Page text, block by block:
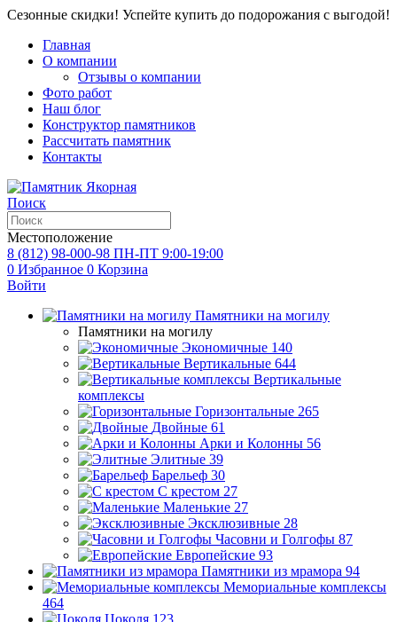
Сезонные скидки! Успейте купить до подорожания с выгодой!
Главная
О компании
Отзывы о компании
Фото работ
Наш блог
Конструктор памятников
Рассчитать памятник
Контакты
Поиск
Местоположение
8 (812) 98-000-98 ПН-ПТ 9:00-19:00
0 Избранное 0 Корзина
Войти
Памятники на могилу
Памятники на могилу
Экономичные 140
Вертикальные 644
Вертикальные
комплексы
Горизонтальные 265
Двойные 61
Арки и Колонны 56
Элитные 39
Барельеф 30
С крестом 27
Маленькие 27
Эксклюзивные 28
Часовни и Голгофы 87
Европейские 93
Памятники из мрамора 94
Мемориальные комплексы
464
Цоколя 123